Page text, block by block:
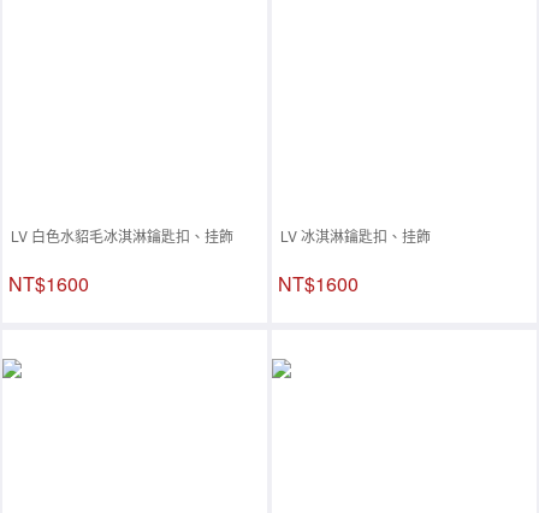
LV 白色水貂毛冰淇淋鑰匙扣、挂飾
NT$1600
LV 冰淇淋鑰匙扣、挂飾
NT$1600